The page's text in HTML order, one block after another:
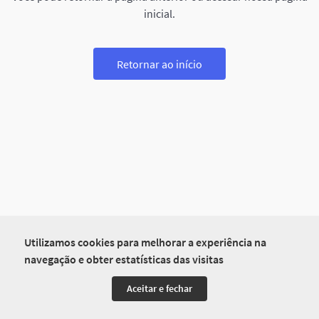
Utilizamos cookies para melhorar a experiência na
navegação e obter estatísticas das visitas
Aceitar e fechar
inicial.
Retornar ao início